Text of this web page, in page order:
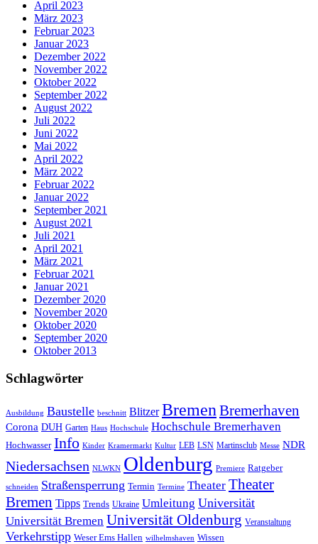
April 2023
März 2023
Februar 2023
Januar 2023
Dezember 2022
November 2022
Oktober 2022
September 2022
August 2022
Juli 2022
Juni 2022
Mai 2022
April 2022
März 2022
Februar 2022
Januar 2022
September 2021
August 2021
Juli 2021
April 2021
März 2021
Februar 2021
Januar 2021
Dezember 2020
November 2020
Oktober 2020
September 2020
Oktober 2013
Schlagwörter
Ausbildung Baustelle beschnitt Blitzer Bremen Bremerhaven
Corona DUH Garten Haus Hochschule Hochschule Bremerhaven
Hochwasser Info Kinder Kramermarkt Kultur LEB LSN Martinsclub Messe NDR
Niedersachsen NLWKN Oldenburg Premiere Ratgeber
schneiden Straßensperrung Termin Termine Theater Theater
Bremen Tipps Trends Ukraine Umleitung Universität
Universität Bremen Universität Oldenburg Veranstaltung
Verkehrstipp Weser Ems Hallen wilhelmshaven Wissen